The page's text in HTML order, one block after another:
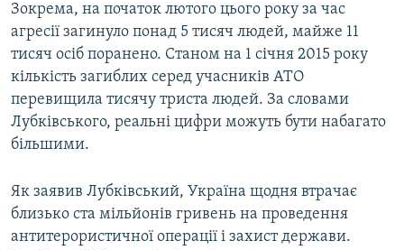
Зокрема, на початок лютого цього року за час
агресії загинуло понад 5 тисяч людей, майже 11
тисяч осіб поранено. Станом на 1 січня 2015 року
кількість загиблих серед учасників АТО
перевищила тисячу триста людей. За словами
Лубківського, реальні цифри можуть бути набагато
більшими.
Як заявив Лубківський, Україна щодня втрачає
близько ста мільйонів гривень на проведення
антитерористичної операції і захист держави.